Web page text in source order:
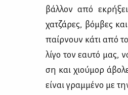
βάλ­λον από
χα­τζά­ρες, βόμ­βες
παίρ­νουν κά­τι από
λί­γο τον εαυ­τό μας,
ση και χιού­μορ
εί­ναι γραμ­μέ­νο με